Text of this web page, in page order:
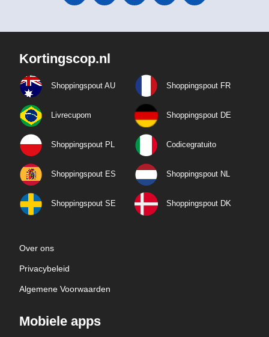
Kortingscop.nl
Shoppingspout AU Shoppingspout FR
Livrecupom Shoppingspout DE
Shoppingspout PL Codicegratuito
Shoppingspout ES Shoppingspout NL
Shoppingspout SE Shoppingspout DK
Over ons
Privacybeleid
Algemene Voorwaarden
Mobiele apps